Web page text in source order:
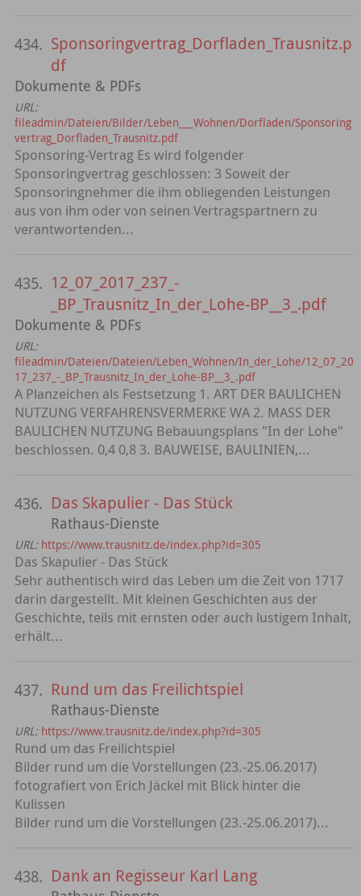
434. Sponsoringvertrag_Dorfladen_Trausnitz.p
df
Dokumente & PDFs
URL:
fileadmin/Dateien/Bilder/Leben___Wohnen/Dorfladen/Sponsoring
vertrag_Dorfladen_Trausnitz.pdf
Sponsoring-Vertrag Es wird folgender
Sponsoringvertrag geschlossen: 3 Soweit der
Sponsoringnehmer die ihm obliegenden Leistungen
aus von ihm oder von seinen Vertragspartnern zu
verantwortenden...
435. 12_07_2017_237_-
_BP_Trausnitz_In_der_Lohe-BP__3_.pdf
Dokumente & PDFs
URL:
fileadmin/Dateien/Dateien/Leben_Wohnen/In_der_Lohe/12_07_20
17_237_-_BP_Trausnitz_In_der_Lohe-BP__3_.pdf
A Planzeichen als Festsetzung 1. ART DER BAULICHEN
NUTZUNG VERFAHRENSVERMERKE WA 2. MASS DER
BAULICHEN NUTZUNG Bebauungsplans "In der Lohe"
beschlossen. 0,4 0,8 3. BAUWEISE, BAULINIEN,...
436. Das Skapulier - Das Stück
Rathaus-Dienste
URL: https://www.trausnitz.de/index.php?id=305
Das Skapulier - Das Stück
Sehr authentisch wird das Leben um die Zeit von 1717
darin dargestellt. Mit kleinen Geschichten aus der
Geschichte, teils mit ernsten oder auch lustigem Inhalt,
erhält...
437. Rund um das Freilichtspiel
Rathaus-Dienste
URL: https://www.trausnitz.de/index.php?id=305
Rund um das Freilichtspiel
Bilder rund um die Vorstellungen (23.-25.06.2017)
fotografiert von Erich Jäckel mit Blick hinter die
Kulissen
Bilder rund um die Vorstellungen (23.-25.06.2017)...
438. Dank an Regisseur Karl Lang